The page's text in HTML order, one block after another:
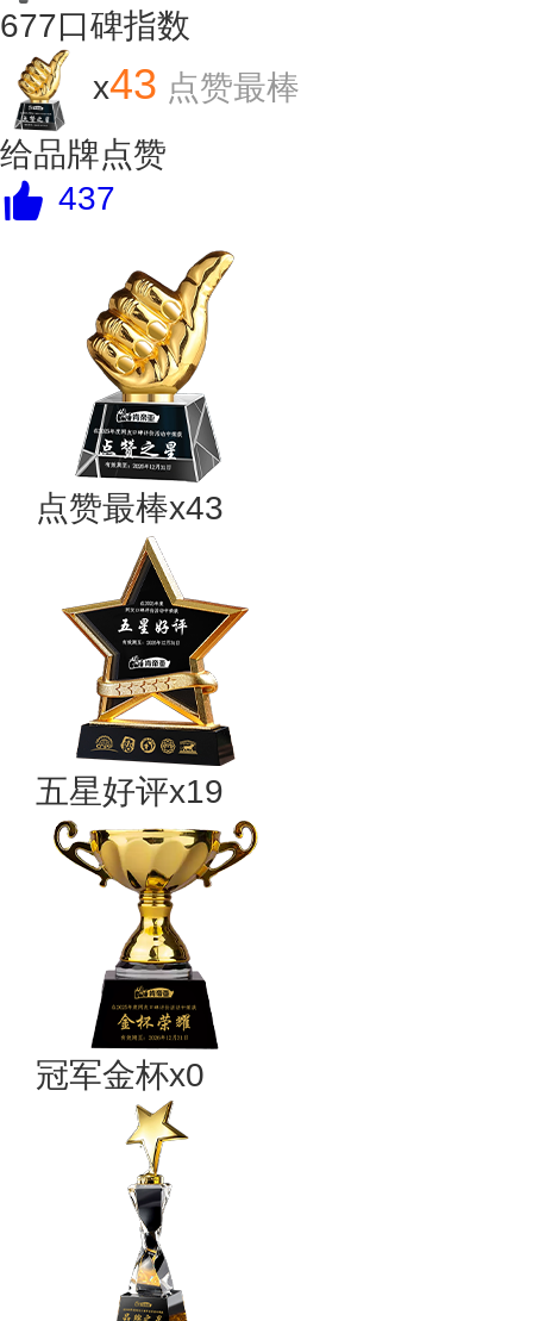
677口碑指数
x43 点赞最棒
给品牌点赞
437
点赞最棒x43
五星好评x19
冠军金杯x0